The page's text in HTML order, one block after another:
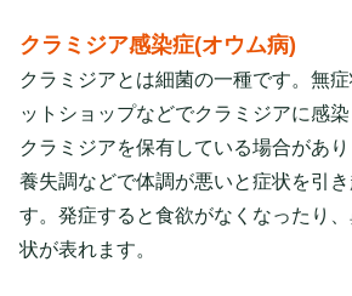
クラミジア感染症(オウム病)
クラミジアとは細菌の一種です。無
ットショップなどでクラミジアに感
クラミジアを保有している場合があ
養失調などで体調が悪いと症状を引
す。発症すると食欲がなくなったり
状が表れます。